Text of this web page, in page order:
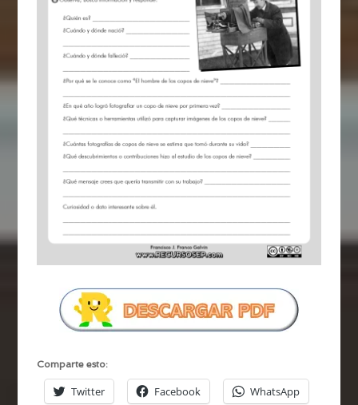
Comparte esto:
Twitter Facebook WhatsApp